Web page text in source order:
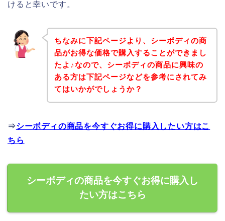
けると幸いです。
ちなみに下記ページより、シーボディの商
品がお得な価格で購入することができまし
たよ♪なので、シーボディの商品に興味の
ある方は下記ページなどを参考にされてみ
てはいかがでしょうか？
⇒シーボディの商品を今すぐお得に購入したい方はこ
ちら
シーボディの商品を今すぐお得に購入し
たい方はこちら